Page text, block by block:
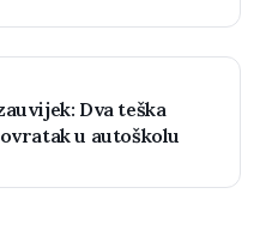
Dva teška
u autoškolu